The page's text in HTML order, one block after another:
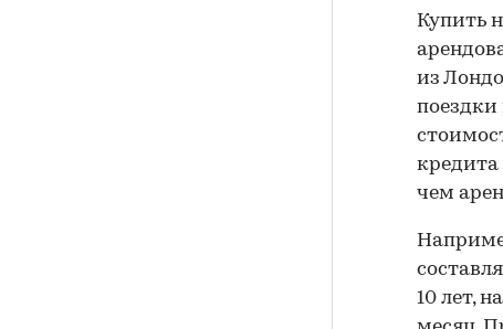
Купить
из
поездки
кредита
чем
10 лет,